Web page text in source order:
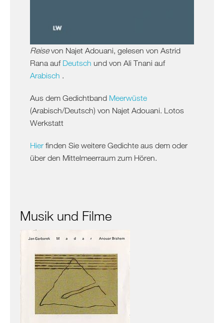
Palästina
Ägypten
Reisevon Najet Adouani, gelesen von Astrid
Rana auf Deutsch und von Ali Tnani auf
Arabisch .
Aus dem Gedichtband Meerwüste
(Arabisch/Deutsch) von Najet Adouani. Lotos
Werkstatt
Hier finden Sie weitere Gedichte aus dem oder
über den Mittelmeerraum zum Hören.
Musik und Filme